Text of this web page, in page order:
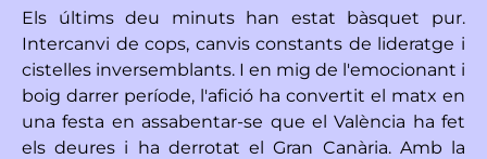
Els últims deu minuts han estat bàsquet pur.
Intercanvi de cops, canvis constants de lideratge i
cistelles inversemblants. I en mig de l'emocionant i
boig darrer període, l'afició ha convertit el matx en
una festa en assabentar-se que el València ha fet
els deures i ha derrotat el Gran Canària. Amb la